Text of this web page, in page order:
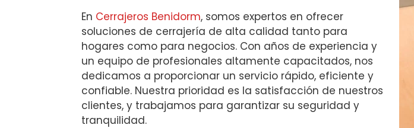
En Cerrajeros Benidorm, somos expertos en ofrecer
soluciones de cerrajería de alta calidad tanto para
hogares como para negocios. Con años de experiencia y
un equipo de profesionales altamente capacitados, nos
dedicamos a proporcionar un servicio rápido, eficiente y
confiable. Nuestra prioridad es la satisfacción de nuestros
clientes, y trabajamos para garantizar su seguridad y
tranquilidad.